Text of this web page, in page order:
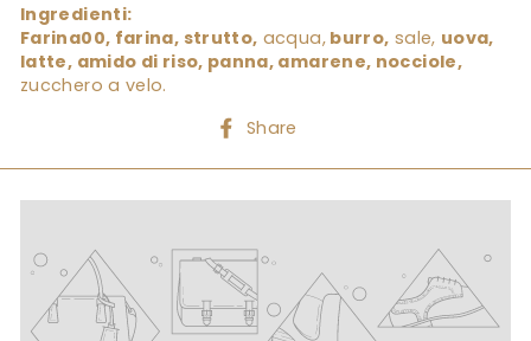
Ingredienti:
Farina00, farina, strutto, acqua,burro, sale, uova,
latte, amido di riso, panna, amarene, nocciole,
zucchero a velo.
Share
Facebook